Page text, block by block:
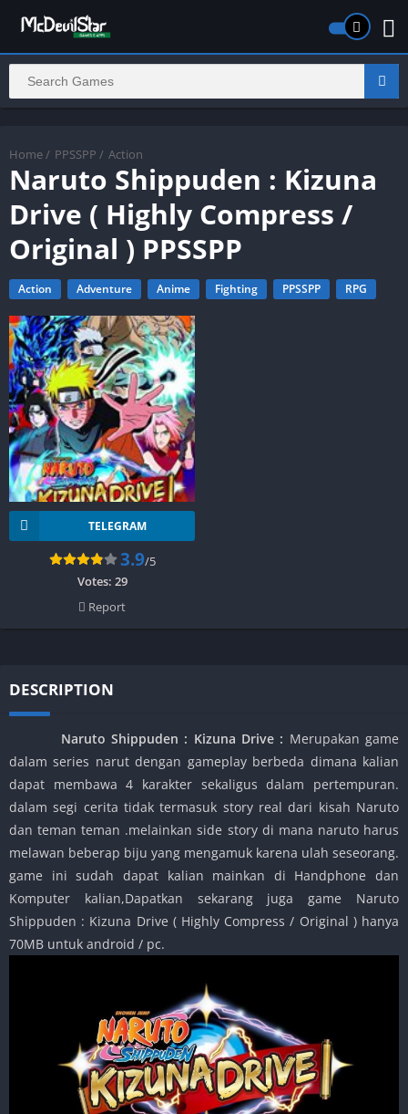
Home / PPSSPP / Action
Naruto Shippuden : Kizuna
Drive ( Highly Compress /
Original ) PPSSPP
Action Adventure Anime Fighting PPSSPP RPG
TELEGRAM
3.9/5
Votes: 29
Report
DESCRIPTION
Naruto Shippuden : Kizuna Drive : Merupakan game
dalam series narut dengan gameplay berbeda dimana kalian
dapat membawa 4 karakter sekaligus dalam pertempuran.
dalam segi cerita tidak termasuk story real dari kisah Naruto
dan teman teman .melainkan side story di mana naruto harus
melawan beberap biju yang mengamuk karena ulah seseorang.
game ini sudah dapat kalian mainkan di Handphone dan
Komputer kalian,Dapatkan sekarang juga game Naruto
Shippuden : Kizuna Drive ( Highly Compress / Original ) hanya
70MB untuk android / pc.